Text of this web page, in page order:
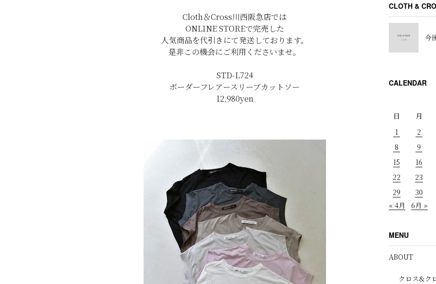
Cloth＆Cross川西阪急店では
ONLINE STOREで完売した
人気商品を代引きにて発送しております。
是非この機会にご利用くださいませ。
STD-L724
ボーダーフレアースリーブカットソー
12,980yen
CLOTH &
今
CALENDAR
日
月
1
2
8
9
15
16
22
23
29
30
« 4月
6月 »
MENU
ABOUT
クロス&ク